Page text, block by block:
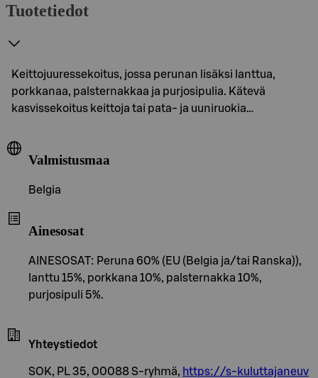
Tuotetiedot
Keittojuuressekoitus, jossa perunan lisäksi lanttua,
porkkanaa, palsternakkaa ja purjosipulia. Kätevä
kasvissekoitus keittoja tai pata- ja uuniruokia…
Valmistusmaa
Belgia
Ainesosat
AINESOSAT: Peruna 60% (EU (Belgia ja/tai Ranska)),
lanttu 15%, porkkana 10%, palsternakka 10%,
purjosipuli 5%.
Yhteystiedot
SOK, PL 35, 00088 S-ryhmä, https://s-kuluttajaneuv